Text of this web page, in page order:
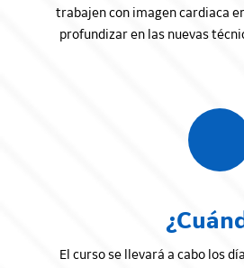
trabajen con imagen cardiaca
profundizar en las nuevas
El curso se llevará a cabo los